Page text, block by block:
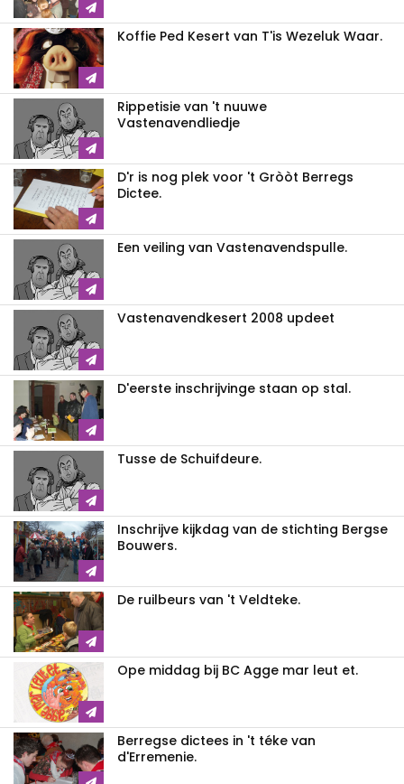
Koffie Ped Kesert van T'is Wezeluk Waar.
Rippetisie van 't nuuwe
Vastenavendliedje
D'r is nog plek voor 't Gròòt Berregs
Dictee.
Een veiling van Vastenavendspulle.
Vastenavendkesert 2008 updeet
D'eerste inschrijvinge staan op stal.
Tusse de Schuifdeure.
Inschrijve kijkdag van de stichting Bergse
Bouwers.
De ruilbeurs van 't Veldteke.
Ope middag bij BC Agge mar leut et.
Berregse dictees in 't téke van
d'Erremenie.